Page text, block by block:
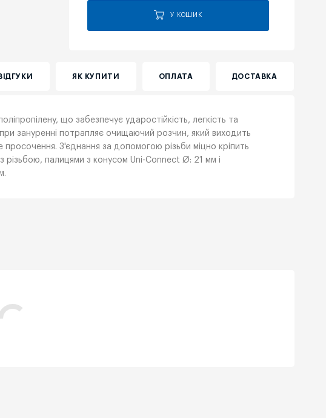
У КОШИК
ЯК КУПИТИ ОПЛАТА ДОСТАВКА
що забезпечує ударостійкість, легкість та
зануренні потрапляє очищаючий розчин, який виходить
З'єднання за допомогою різьби міцно кріпить
різьбою, палицями з конусом Uni-Connect Ø: 21 мм і